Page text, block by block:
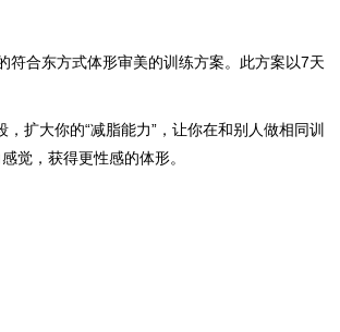
符合东方式体形审美的训练方案。此方案以7天
扩大你的“减脂能力”，让你在和别人做相同训
觉，获得更性感的体形。